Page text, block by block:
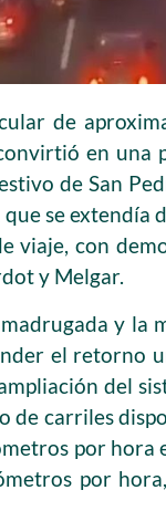
de
en una
de San
se extendía
viaje, con
y Melgar.
y la
el retorno
del
carriles
por hora
por